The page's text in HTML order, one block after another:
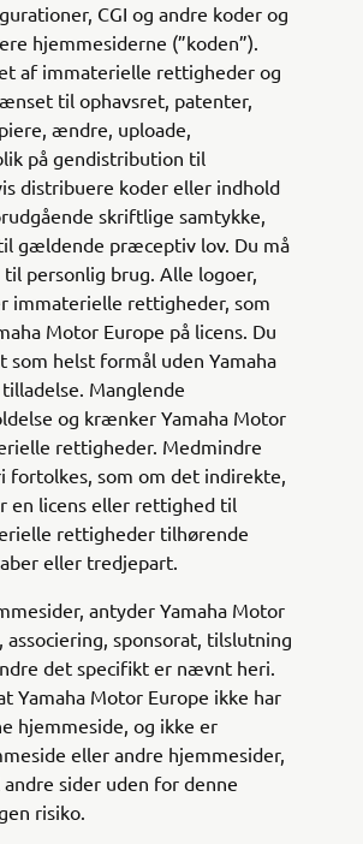
CGI og andre koder og
hjemmesiderne (”koden”).
af immaterielle rettigheder og
til ophavsret, patenter,
ændre, uploade,
på gendistribution til
distribuere koder eller indhold
skriftlige samtykke,
gældende præceptiv lov. Du må
personlig brug. Alle logoer,
immaterielle rettigheder, som
Motor Europe på licens. Du
helst formål uden Yamaha
Manglende
og krænker Yamaha Motor
rettigheder. Medmindre
som om det indirekte,
en licens eller rettighed til
rettigheder tilhørende
eller tredjepart.
antyder Yamaha Motor
sponsorat, tilslutning
det specifikt er nævnt heri.
Yamaha Motor Europe ikke har
hjemmeside, og ikke er
eller andre hjemmesider,
sider uden for denne
risiko.